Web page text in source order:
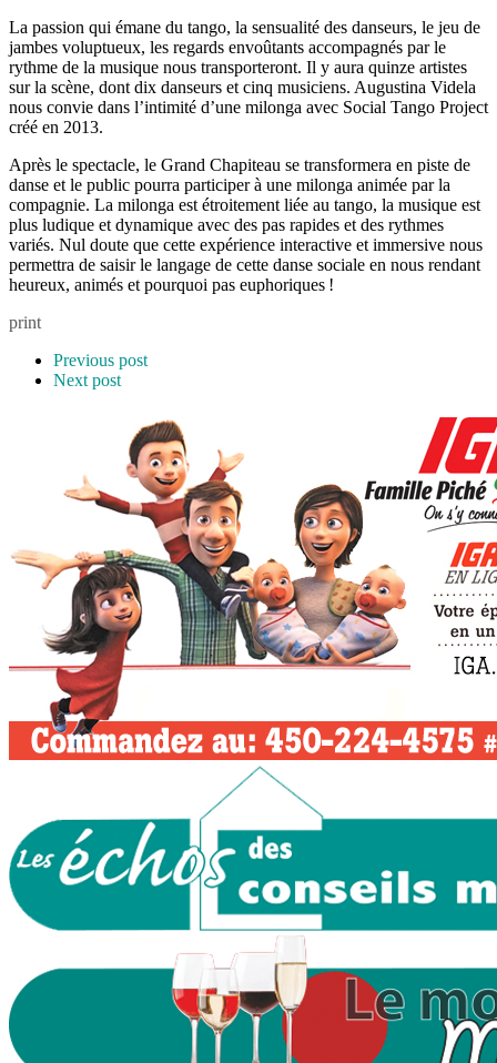
La passion qui émane du tango, la sensualité des danseurs, le jeu de
jambes voluptueux, les regards envoûtants accompagnés par le
rythme de la musique nous transporteront. Il y aura quinze artistes
sur la scène, dont dix danseurs et cinq musiciens. Augustina Videla
nous convie dans l’intimité d’une milonga avec Social Tango Project
créé en 2013.
Après le spectacle, le Grand Chapiteau se transformera en piste de
danse et le public pourra participer à une milonga animée par la
compagnie. La milonga est étroitement liée au tango, la musique est
plus ludique et dynamique avec des pas rapides et des rythmes
variés. Nul doute que cette expérience interactive et immersive nous
permettra de saisir le langage de cette danse sociale en nous rendant
heureux, animés et pourquoi pas euphoriques !
print
Previous post
Next post